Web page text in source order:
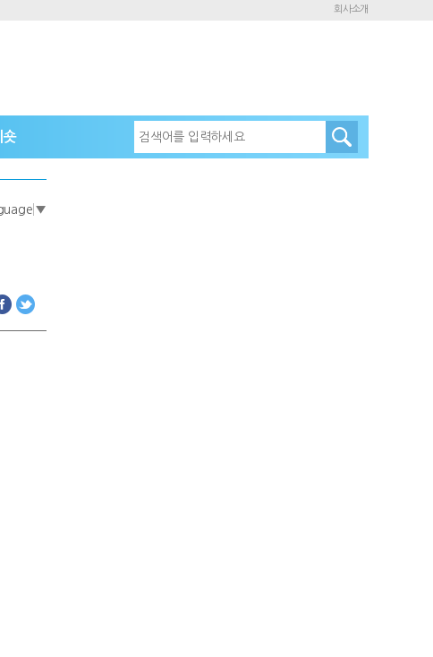
회사소개
숏
▼